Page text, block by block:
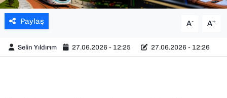
Paylaş A- A+
Selin Yıldırım 27.06.2026 - 12:25 27.06.2026 - 12:26